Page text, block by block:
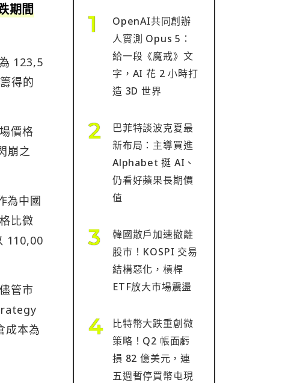
期間
123,5
得的
價格
崩之
為中國
比微
110,00
管市
成本為
OpenAI共同創辦
人實測 Opus 5：
給一段《魔戒》文
字，AI 花 2 小時打
造 3D 世界
巴菲特談波克夏最
新布局：主導買進
Alphabet 挺 AI、
仍看好蘋果長期價
值
韓國散戶加速撤離
股市！KOSPI 交易
結構惡化，槓桿
ETF放大市場震盪
比特幣大跌重創微
策略！Q2 帳面虧
損 82 億美元，連
五週暫停買幣屯現